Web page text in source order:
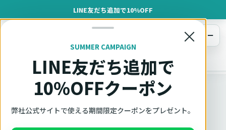
LINE友だち追加で10%OFF
×
SUMMER CAMPAIGN
LINE友だち追加で
10%OFFクーポン
弊社公式サイトで使える期間限定クーポンをプレゼント。
オットキャスト
メニュー
車種適合確認
車種適合確認
車種と年式で適合確認